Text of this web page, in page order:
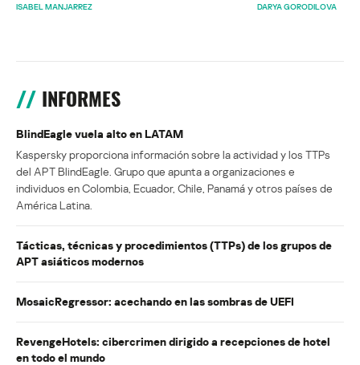
ISABEL MANJARREZ
DARYA GORODILOVA
INFORMES
BlindEagle vuela alto en LATAM
Kaspersky proporciona información sobre la actividad y los TTPs
del APT BlindEagle. Grupo que apunta a organizaciones e
individuos en Colombia, Ecuador, Chile, Panamá y otros países de
América Latina.
Tácticas, técnicas y procedimientos (TTPs) de los grupos de
APT asiáticos modernos
MosaicRegressor: acechando en las sombras de UEFI
RevengeHotels: cibercrimen dirigido a recepciones de hotel
en todo el mundo